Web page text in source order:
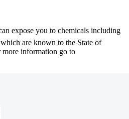
expose you to chemicals including
are known to the State of
more information go to